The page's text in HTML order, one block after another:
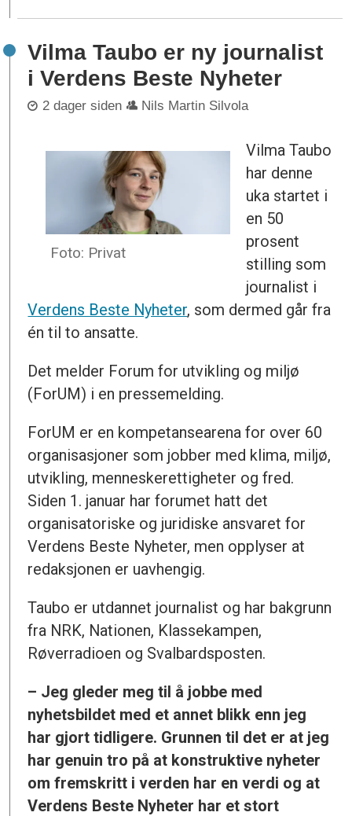
Vilma Taubo er ny journalist
i Verdens Beste Nyheter
2 dager siden Nils Martin Silvola
Foto: Privat
Vilma Taubo
har denne
uka startet i
en 50
prosent
stilling som
journalist i
Verdens Beste Nyheter, som dermed går fra
én til to ansatte.
Det melder Forum for utvikling og miljø
(ForUM) i en pressemelding.
ForUM er en kompetansearena for over 60
organisasjoner som jobber med klima, miljø,
utvikling, menneskerettigheter og fred.
Siden 1. januar har forumet hatt det
organisatoriske og juridiske ansvaret for
Verdens Beste Nyheter, men opplyser at
redaksjonen er uavhengig.
Taubo er utdannet journalist og har bakgrunn
fra NRK, Nationen, Klassekampen,
Røverradioen og Svalbardsposten.
– Jeg gleder meg til å jobbe med
nyhetsbildet med et annet blikk enn jeg
har gjort tidligere. Grunnen til det er at jeg
har genuin tro på at konstruktive nyheter
om fremskritt i verden har en verdi og at
Verdens Beste Nyheter har et stort